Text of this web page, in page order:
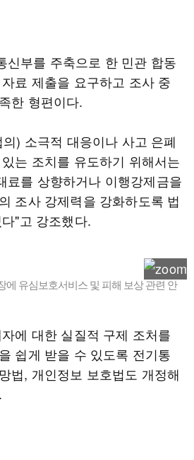
신부를 주축으로 한 민관 합동
료 제출을 요구하고 조사 중
한 형편이다.
) 소극적 대응이나 사고 은폐
는 조치를 유도하기 위해서는
료를 상향하거나 이행강제금을
조사 강제력을 강화하도록 법
"고 강조했다.
에 유심보호서비스 및 피해 보상 관련 안
에 대한 실질적 구제 조처를
쉽게 받을 수 있도록 전기통
법, 개인정보 보호법도 개정해